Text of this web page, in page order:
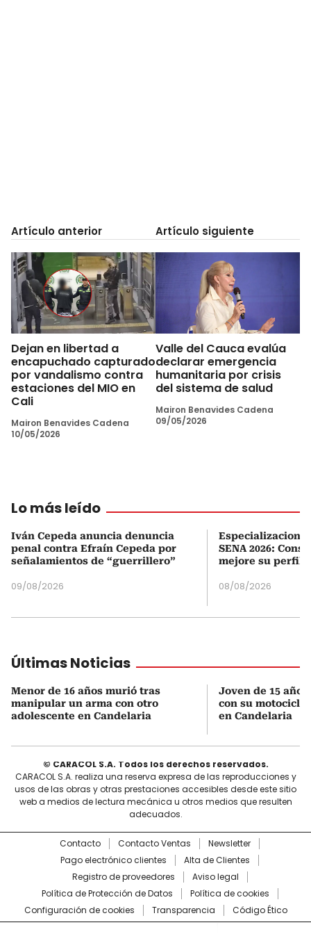
Artículo anterior
Dejan en libertad a
encapuchado capturado
por vandalismo contra
estaciones del MIO en
Cali
Mairon Benavides Cadena
10/05/2026
Artículo siguiente
Valle del Cauca evalúa
declarar emergencia
humanitaria por crisis
del sistema de salud
Mairon Benavides Cadena
09/05/2026
Lo más leído
Iván Cepeda anuncia denuncia
penal contra Efraín Cepeda por
señalamientos de “guerrillero”
09/08/2026
SENA 2026:
mejore su perfil
08/08/2026
Últimas Noticias
Menor de 16 años murió tras
manipular un arma con otro
adolescente en Candelaria
Joven de 15
con su
en Candelaria
© CARACOL S.A. Todos los derechos reservados.
CARACOL S.A. realiza una reserva expresa de las reproducciones y
usos de las obras y otras prestaciones accesibles desde este sitio
web a medios de lectura mecánica u otros medios que resulten
adecuados.
Contacto Contacto Ventas
Newsletter
Pago electrónico clientes
Alta de Clientes
Registro de proveedores
Aviso legal
Política de Protección de Datos
Política de cookies
Configuración de cookies
Transparencia Código Ético